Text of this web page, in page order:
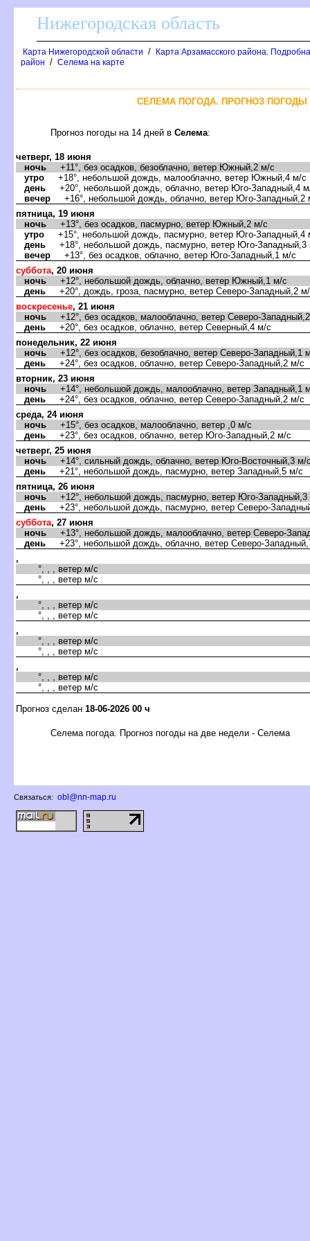
Нижегородская область
Карта Нижегородской области /
Карта Арзамасского района.
район / Селема на карте
СЕЛЕМА ПОГОДА. ПРОГНОЗ ПОГОДЫ
Прогноз погоды на 14 дней Селема:
четверг, 18 июня
ночь +11°, без осадков, безоблачно, ветер Южный,2 м/с
утро +18°, небольшой дождь, малооблачно, ветер Южный,4 м/с
день +20°, небольшой дождь, облачно, ветер Юго-Западный,4
ечер +16°, небольшой дождь, облачно, ветер Юго-Западный,2
пятница, 19 июня
ночь +13°, без осадков, пасмурно, ветер Южный,2 м/с
утро +15°, небольшой дождь, пасмурно, ветер Юго-Западный,4
день +18°, небольшой дождь, пасмурно, ветер Юго-Западный,3
ечер +13°, без осадков, облачно, ветер Юго-Западный,1 м/с
суббота, 20 июня
ночь +12°, небольшой дождь, облачно, ветер Южный,1 м/с
день +20°, дождь, гроза, пасмурно, ветер Северо-Западный,2
оскресенье, 21 июня
ночь +12°, без осадков, малооблачно, ветер Северо-
день +20°, без осадков, облачно, ветер Северный,4 м/с
понедельник, 22 июня
ночь +12°, без осадков, безоблачно, ветер Северо-Западный,1
день +24°, без осадков, облачно, ветер Северо-Западный,2 м/с
торник, 23 июня
ночь +14°, небольшой дождь, малооблачно, ветер Западный,1
день +24°, без осадков, облачно, ветер Северо-Западный,2 м/с
среда, 24 июня
ночь +15°, без осадков, малооблачно, ветер ,0 м/с
день +23°, без осадков, облачно, ветер Юго-Западный,2 м/с
четверг, 25 июня
ночь +14°, сильный дождь, облачно, ветер Юго-Восточный,3 м/
день +21°, небольшой дождь, пасмурно, ветер Западный,5 м/с
пятница, 26 июня
ночь +12°, небольшой дождь, пасмурно, ветер Юго-Западный,3
день +23°, небольшой дождь, пасмурно, ветер Северо-
суббота, 27 июня
ночь +13°, небольшой дождь, малооблачно, ветер Северо-
день +23°, небольшой дождь, облачно, ветер Северо-
,
°, , , ветер м/с
°, , , ветер м/с
,
°, , , ветер м/с
°, , , ветер м/с
,
°, , , ветер м/с
°, , , ветер м/с
,
°, , , ветер м/с
°, , , ветер м/с
Прогноз сделан 18-06-2026 00 ч
Селема погода. Прогноз погоды на две недели - Селема
Связаться: obl@nn-map.ru